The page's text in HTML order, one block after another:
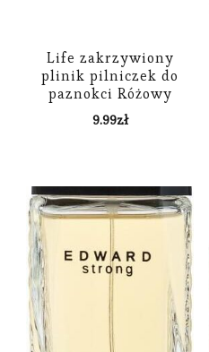
Life zakrzywiony
plinik pilniczek do
paznokci Różowy
9.99zł